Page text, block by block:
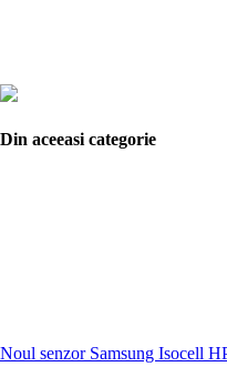
Din aceeasi categorie
Noul senzor Samsung Isocell